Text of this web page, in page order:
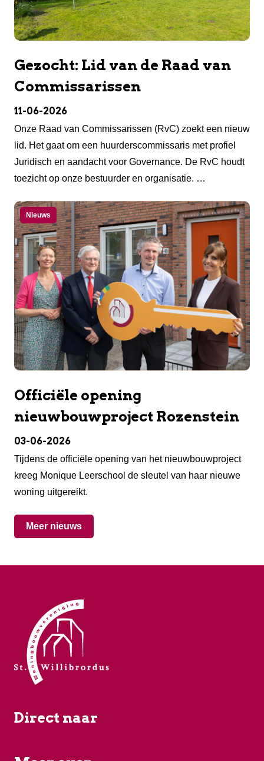
Gezocht: Lid van de Raad van
Commissarissen
11-06-2026
Onze Raad van Commissarissen (RvC) zoekt een nieuw
lid. Het gaat om een huurderscommissaris met profiel
Juridisch en aandacht voor Governance. De RvC houdt
toezicht op onze bestuurder en organisatie. …
Nieuws
Officiële opening
nieuwbouwproject Rozenstein
03-06-2026
Tijdens de officiële opening van het nieuwbouwproject
kreeg Monique Leerschool de sleutel van haar nieuwe
woning uitgereikt.
Meer nieuws
Direct naar